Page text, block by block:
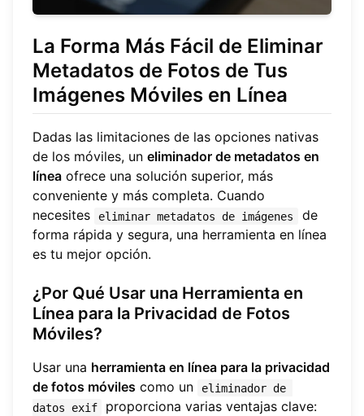
La Forma Más Fácil de Eliminar
Metadatos de Fotos de Tus
Imágenes Móviles en Línea
Dadas las limitaciones de las opciones nativas
de los móviles, un eliminador de metadatos en
línea ofrece una solución superior, más
conveniente y más completa. Cuando
necesites
eliminar metadatos de imágenes
de
forma rápida y segura, una herramienta en línea
es tu mejor opción.
¿Por Qué Usar una Herramienta en
Línea para la Privacidad de Fotos
Móviles?
Usar una herramienta en línea para la privacidad
de fotos móviles como un
eliminador de
datos exif
proporciona varias ventajas clave: